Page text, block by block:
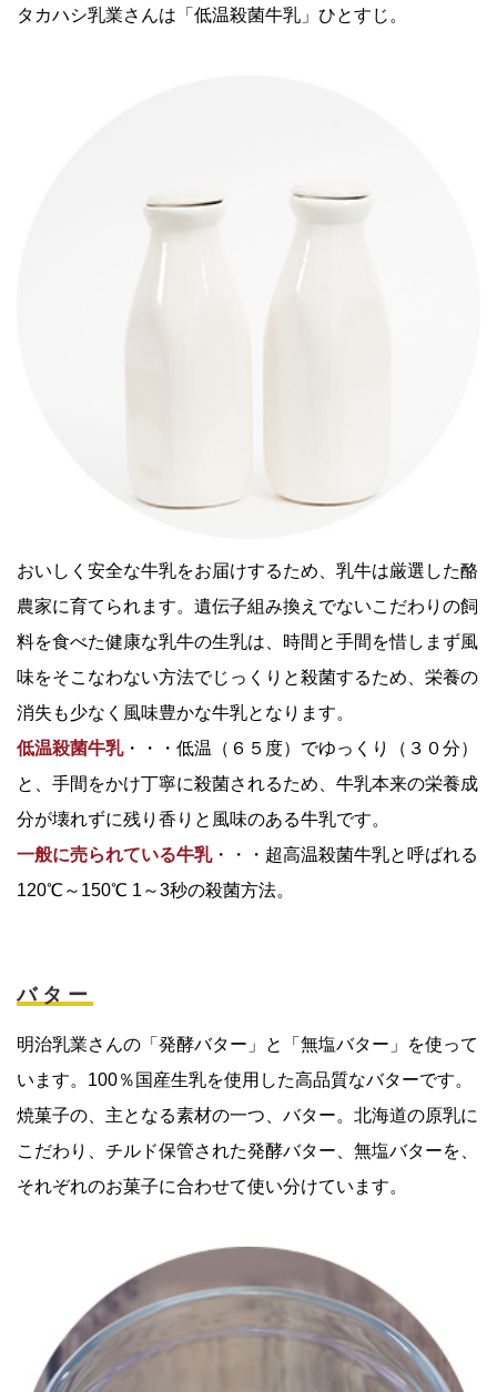
タカハシ乳業さんは「低温殺菌牛乳」ひとすじ。
おいしく安全な牛乳をお届けするため、乳牛は厳選した酪
農家に育てられます。遺伝子組み換えでないこだわりの飼
料を食べた健康な乳牛の生乳は、時間と手間を惜しまず風
味をそこなわない方法でじっくりと殺菌するため、栄養の
消失も少なく風味豊かな牛乳となります。
低温殺菌牛乳・・・低温（６５度）でゆっくり（３０分）
と、手間をかけ丁寧に殺菌されるため、牛乳本来の栄養成
分が壊れずに残り香りと風味のある牛乳です。
一般に売られている牛乳・・・超高温殺菌牛乳と呼ばれる
120℃～150℃ 1～3秒の殺菌方法。
バター
明治乳業さんの「発酵バター」と「無塩バター」を使って
います。100％国産生乳を使用した高品質なバターです。
焼菓子の、主となる素材の一つ、バター。北海道の原乳に
こだわり、チルド保管された発酵バター、無塩バターを、
それぞれのお菓子に合わせて使い分けています。